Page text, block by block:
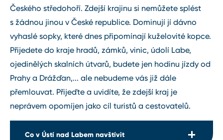
Českého středohoří. Zdejší krajinu si nemůžete splést
s žádnou jinou v České republice. Dominují jí dávno
vyhaslé sopky, které dnes připomínají kuželovité kopce.
Přijedete do kraje hradů, zámků, vinic, údolí Labe,
ojedinělých skalních útvarů, budete jen hodinu jízdy od
Prahy a Drážďan,... ale nebudeme vás již dále
přemlouvat. Přijeďte a uvidíte, že zdejší kraj je
neprávem opomíjen jako cíl turistů a cestovatelů.
Co v Ústí nad Labem navštívit